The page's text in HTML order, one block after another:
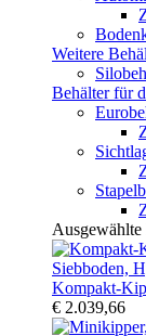
Weitere
Behälter für
Ausgewählte
Kompakt-
€ 2.039,66